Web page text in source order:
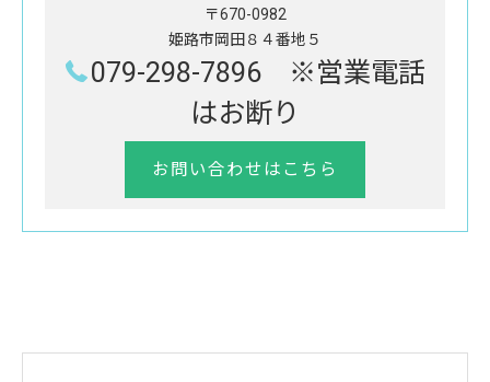
〒670-0982
姫路市岡田８４番地５
079-298-7896 ※営業電話
はお断り
お問い合わせはこちら